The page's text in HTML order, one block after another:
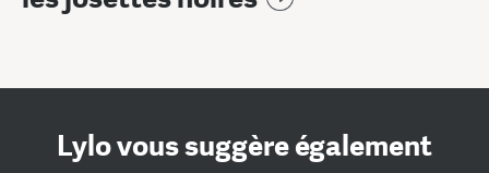
Lylo vous suggère également